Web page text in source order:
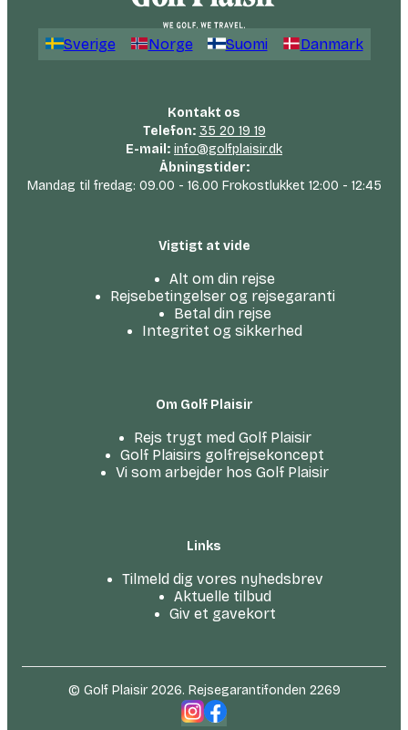
Sverige Norge Suomi Danmark
Kontakt os
Telefon: 35 20 19 19
E-mail: info@golfplaisir.dk
Åbningstider:
Mandag til fredag: 09.00 - 16.00 Frokostlukket 12:00 - 12:45
Vigtigt at vide
Alt om din rejse
Rejsebetingelser og rejsegaranti
Betal din rejse
Integritet og sikkerhed
Om Golf Plaisir
Rejs trygt med Golf Plaisir
Golf Plaisirs golfrejsekoncept
Vi som arbejder hos Golf Plaisir
Links
Tilmeld dig vores nyhedsbrev
Aktuelle tilbud
Giv et gavekort
© Golf Plaisir 2026. Rejsegarantifonden 2269